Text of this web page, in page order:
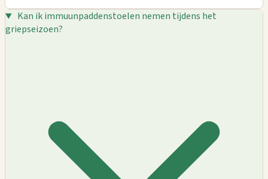
Kan ik immuunpaddenstoelen nemen tijdens het
griepseizoen?